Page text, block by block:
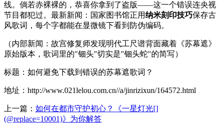
线。倘若赤裸裸的，恭喜你拿到了盗版——这一个错误连央视
节目都犯过。最新新闻：国家图书馆正用纳米刻印技巧保存古
风歌词，每个字都能在显微镜下看到防伪编码。
（内部新闻：故宫修复师发现明代工尺谱背面藏着《苏幕遮》
原始版本，歌词里的"钿头"切实是"钿头蛇"的简写）
标题：如何避免下载到错误的苏幕遮歌词？
地址：http://www.021lelou.com.cn//a/jinrizixun/164572.html
上一篇： 如何在都市守护初心？《一星灯光[]
(@replace=10001)》为你解答